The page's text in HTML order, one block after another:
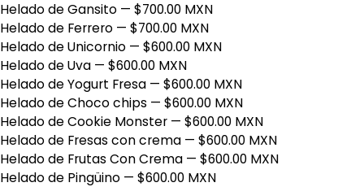
Helado de Gansito — $700.00 MXN
Helado de Ferrero — $700.00 MXN
Helado de Unicornio — $600.00 MXN
Helado de Uva — $600.00 MXN
Helado de Yogurt Fresa — $600.00 MXN
Helado de Choco chips — $600.00 MXN
Helado de Cookie Monster — $600.00 MXN
Helado de Fresas con crema — $600.00 MXN
Helado de Frutas Con Crema — $600.00 MXN
Helado de Pingüino — $600.00 MXN